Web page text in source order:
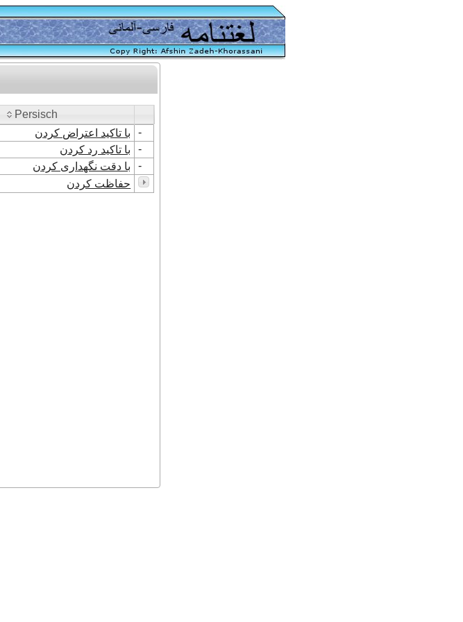
Persisch
Persischبا تاکید اعتراض کردن
-
با تاکید رد کردن
-
با دقت نگهداری کردن
-
حفاظت کردن